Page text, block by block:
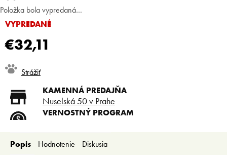
€32,11
Jednotková
cena:
VYPREDANÉ
Položka bola vypredaná…
Strážiť
KAMENNÁ PREDAJŇA
Nuselská 50 v Prahe
VERNOSTNÝ PROGRAM
Doprava zadarmo od 80 €
Popis Hodnotenie Diskusia